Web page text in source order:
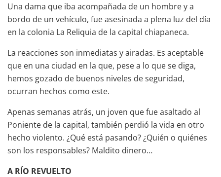
Una dama que iba acompañada de un hombre y a
bordo de un vehículo, fue asesinada a plena luz del día
en la colonia La Reliquia de la capital chiapaneca.
La reacciones son inmediatas y airadas. Es aceptable
que en una ciudad en la que, pese a lo que se diga,
hemos gozado de buenos niveles de seguridad,
ocurran hechos como este.
Apenas semanas atrás, un joven que fue asaltado al
Poniente de la capital, también perdió la vida en otro
hecho violento. ¿Qué está pasando? ¿Quién o quiénes
son los responsables? Maldito dinero…
A RÍO REVUELTO